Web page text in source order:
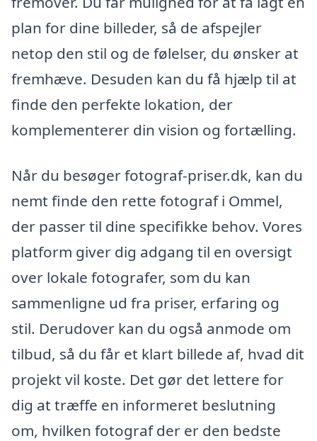
plan for dine billeder, så de afspejler
netop den stil og de følelser, du ønsker at
fremhæve. Desuden kan du få hjælp til at
finde den perfekte lokation, der
komplementerer din vision og fortælling.
Når du besøger fotograf-priser.dk, kan du
nemt finde den rette fotograf i Ommel,
der passer til dine specifikke behov. Vores
platform giver dig adgang til en oversigt
over lokale fotografer, som du kan
sammenligne ud fra priser, erfaring og
stil. Derudover kan du også anmode om
tilbud, så du får et klart billede af, hvad dit
projekt vil koste. Det gør det lettere for
dig at træffe en informeret beslutning
om, hvilken fotograf der er den bedste